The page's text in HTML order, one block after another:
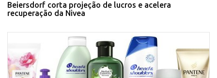
Beiersdorf corta projeção de lucros e acelera
recuperação da Nivea